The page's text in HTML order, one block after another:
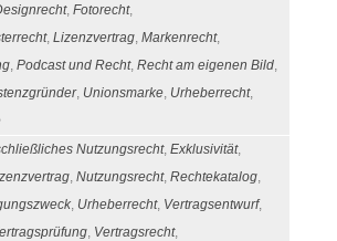
,Fotorecht,
,Lizenzvertrag,Markenrecht,
,Podcast und Recht,Recht am eigenen Bild,
, Unionsmarke, Urheberrecht,
Nutzungsrecht,Exklusivität,
,Nutzungsrecht,Rechtekatalog,
, Urheberrecht, Vertragsentwurf,
, Vertragsrecht,